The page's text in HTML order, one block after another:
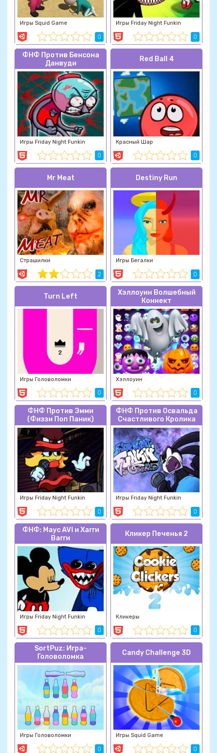
Игры Squid Game
0
Игры Friday Night Funkin
0
ФНФ Против Бенсона
Данвуди
Игры Friday Night Funkin
0
Red Ball 4
Красный Шар
0
Mr Meat
Страшилки
2
Destiny Run
Игры Бегалки
0
Turn Left
Игры Головоломки
0
Хэллоуин Волшебный
Коннект
Хэллоуин
0
ФНФ Против Эмми
(Физзи Поп Паник)
Игры Friday Night Funkin
0
ФНФ Против Освальда
Счастливого Кролика
Игры Friday Night Funkin
0
ФНФ: Маус AVI и Хагги
Вагги
Игры Friday Night Funkin
0
Кликер Печенья 2
Кликеры
0
SortPuz: Игра-
Головоломка
Игры Головоломки
0
Candy Challenge 3D
Игры Squid Game
0